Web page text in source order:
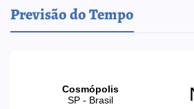
Previsão do Tempo